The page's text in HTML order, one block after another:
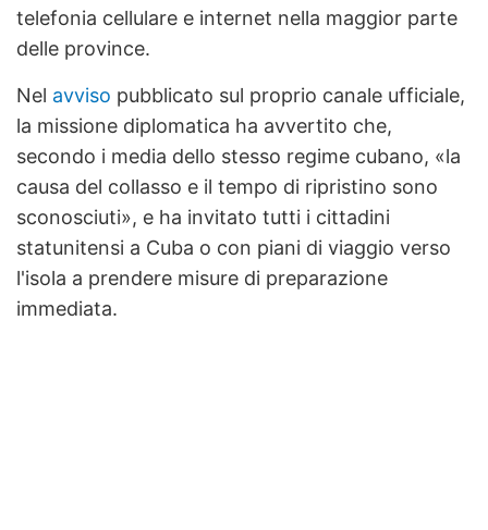
telefonia cellulare e internet nella maggior parte
delle province.
Nel avviso pubblicato sul proprio canale ufficiale,
la missione diplomatica ha avvertito che,
secondo i media dello stesso regime cubano, «la
causa del collasso e il tempo di ripristino sono
sconosciuti», e ha invitato tutti i cittadini
statunitensi a Cuba o con piani di viaggio verso
l'isola a prendere misure di preparazione
immediata.